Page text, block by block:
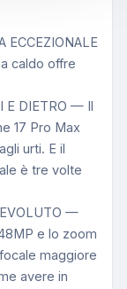
ECCEZIONALE
caldo offre
E DIETRO — Il
17 Pro Max
urti. E il
è tre volte
—
e lo zoom
maggiore
avere in